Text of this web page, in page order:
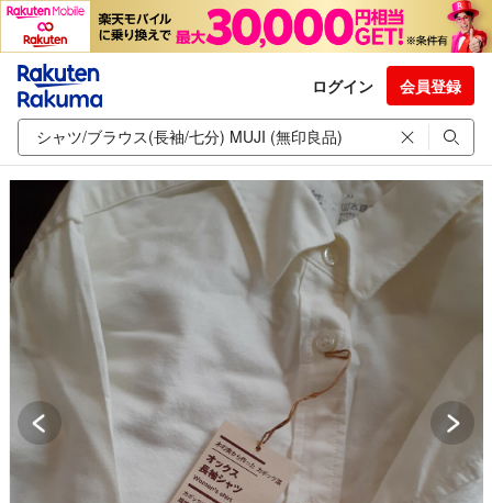
ログイン 会員登録